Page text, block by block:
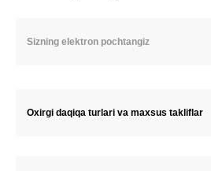
Oxirgi daqiqa turlari va maxsus takliflar